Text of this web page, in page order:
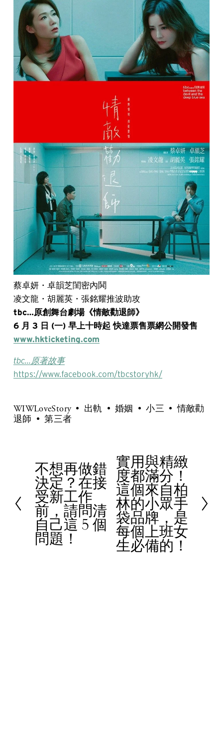
蔡卓妍・卓韻芝閨密內鬨
凌文龍・胡麗英・張銘耀推波助攻
tbc…原創舞台劇場《情敵勸退師》
6 月 3 日 (一) 早上十時起 快達票售票網公開發售
www.hkticketing.com
tbc…原著故事
https://www.facebook.com/tbcstoryhk/
WIWLoveStory 出軌 婚姻 小三
情敵勸
退師
第三者
P
r
e
v
o
不想再做錯
決定？在接
受新工作
前，請問清
自己這 5 個
問題！
N實用與精緻
度都滿分！
這個來自柏
林的小眾手
袋品牌，是
每個上班女
生必備的！